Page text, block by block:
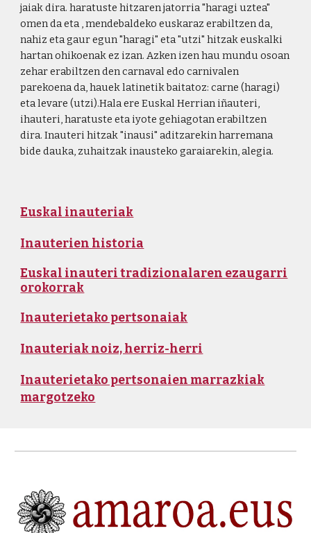
jaiak dira. haratuste hitzaren jatorria "haragi uztea"
omen da eta , mendebaldeko euskaraz erabiltzen da,
nahiz eta gaur egun "haragi" eta "utzi" hitzak euskalki
hartan ohikoenak ez izan. Azken izen hau mundu osoan
zehar erabiltzen den carnaval edo carnivalen
parekoena da, hauek latinetik baitatoz: carne (haragi)
eta levare (utzi).Hala ere Euskal Herrian iñauteri,
ihauteri, haratuste eta iyote gehiagotan erabiltzen
dira. Inauteri hitzak "inausi" aditzarekin harremana
bide dauka, zuhaitzak inausteko garaiarekin, alegia.
Euskal inauteriak
Inauterien historia
Euskal inauteri tradizionalaren ezaugarri
orokorrak
Inauterietako pertsonaiak
Inauteriak noiz, herriz-herri
Inauterietako pertsonaien marrazkiak
margotzeko